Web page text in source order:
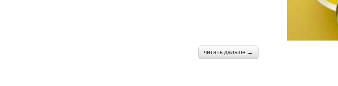
читать дальше →